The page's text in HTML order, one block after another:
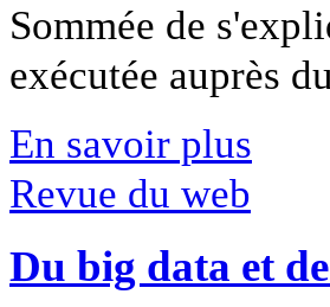
Sommée de
exécutée auprès
En savoir plus
Revue du web
Du big data et